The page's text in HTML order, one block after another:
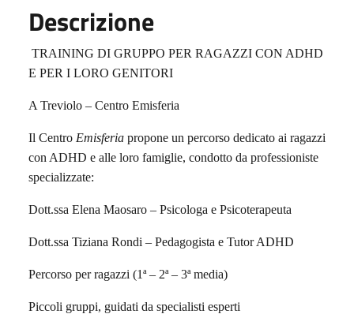
Descrizione
TRAINING DI GRUPPO PER RAGAZZI CON ADHD
E PER I LORO GENITORI
A Treviolo – Centro Emisferia
Il Centro Emisferia propone un percorso dedicato ai ragazzi
con ADHD e alle loro famiglie, condotto da professioniste
specializzate:
Dott.ssa Elena Maosaro – Psicologa e Psicoterapeuta
Dott.ssa Tiziana Rondi – Pedagogista e Tutor ADHD
Percorso per ragazzi (1ª – 2ª – 3ª media)
Piccoli gruppi, guidati da specialisti esperti